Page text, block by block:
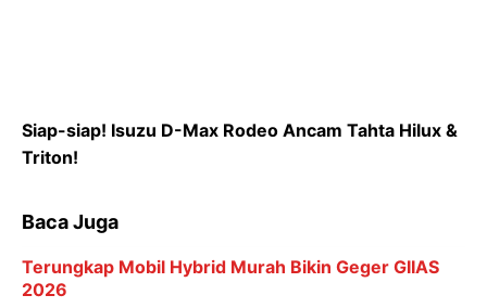
Siap-siap! Isuzu D-Max Rodeo Ancam Tahta Hilux &
Triton!
Baca Juga
Terungkap Mobil Hybrid Murah Bikin Geger GIIAS
2026